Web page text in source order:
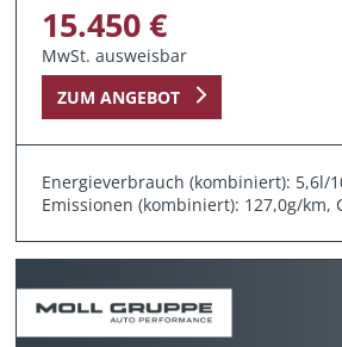
15.450 €
MwSt. ausweisbar
ZUM ANGEBOT
Energieverbrauch (kombiniert): 5,6l/
Emissionen (kombiniert): 127,0g/km,